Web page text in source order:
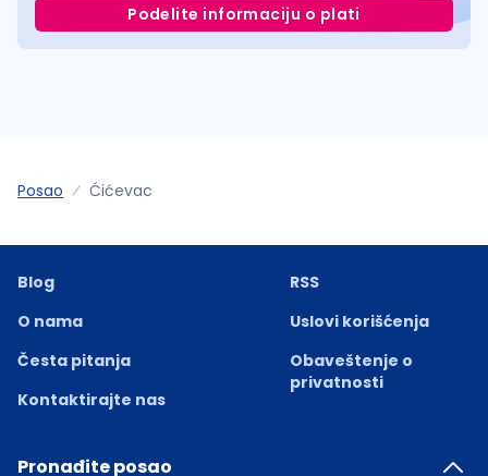
Podelite informaciju o plati
Posao Ćićevac
Blog
O nama
Česta pitanja
Kontaktirajte nas
RSS
Uslovi korišćenja
Obaveštenje o
privatnosti
Pronađite posao